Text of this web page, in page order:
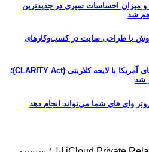
احساسات سیری در جدیدترین
با طراحی سایت در کسب‌وکارهای
پایان مخالفت انجمن کلانترهای آمریکا با لایحه کلاریتی (CLARITY Act)؛
شد